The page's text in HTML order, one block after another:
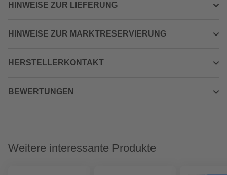
HINWEISE ZUR LIEFERUNG
HINWEISE ZUR MARKTRESERVIERUNG
HERSTELLERKONTAKT
BEWERTUNGEN
Weitere interessante Produkte